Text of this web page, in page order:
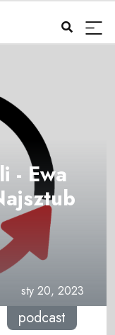
- Ewa
sty 20, 2023
podcast